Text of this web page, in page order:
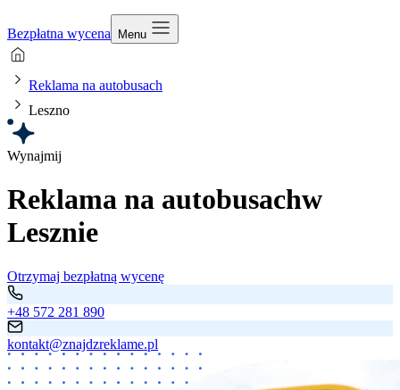
Bezpłatna wycena Menu
Reklama na autobusach
Leszno
Wynajmij
Reklama na autobusachw
Lesznie
Otrzymaj bezpłatną wycenę
+48 572 281 890
kontakt@znajdzreklame.pl